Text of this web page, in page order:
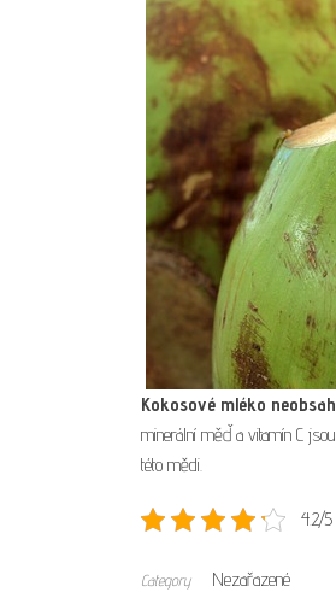
Kokosové mléko
minerální měď a vitamín C
této mědi.
4.2/
Category Nezařazené